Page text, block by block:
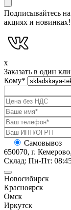
Подписывайтесь
акциях и новинках!
x
Заказать в один
Кому*
Самовывоз
650070, г.
Склад: Пн-Пт:
Новосибирск
Красноярск
Омск
Иркутск